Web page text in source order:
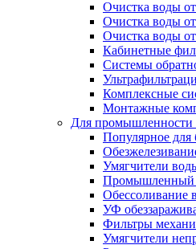
Очистка воды
Очистка воды
Очистка воды
Кабинетные
Системы
Комплексные
Монтажные
Для промышленности
Популярное для
Умягчители
Промышленный
Обессоливание
УФ
Фильтры
Умягчители